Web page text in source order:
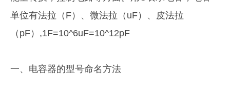
单位有法拉（F）、微法拉（uF）、皮法拉
（pF）,1F=10^6uF=10^12pF
一、电容器的型号命名方法